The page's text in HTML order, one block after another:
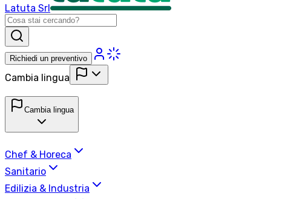
Latuta Srl
Richiedi un preventivo
Cambia lingua
Cambia lingua
Chef & Horeca
Sanitario
Edilizia & Industria